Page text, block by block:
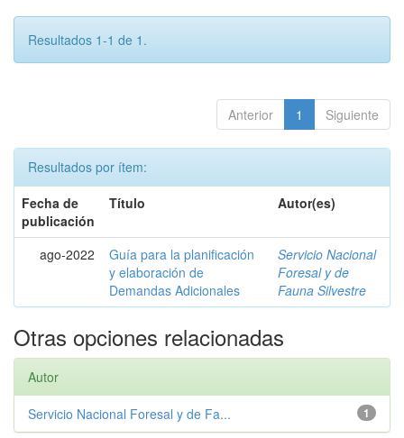
Resultados 1-1 de 1.
Anterior 1 Siguiente
Resultados por ítem:
Fecha de
publicación
Título Autor(es)
ago-2022
Guía para la planificación
y elaboración de
Demandas Adicionales
Servicio Nacional
Foresal y de
Fauna Silvestre
Otras opciones relacionadas
Autor
1
Servicio Nacional Foresal y de Fa...